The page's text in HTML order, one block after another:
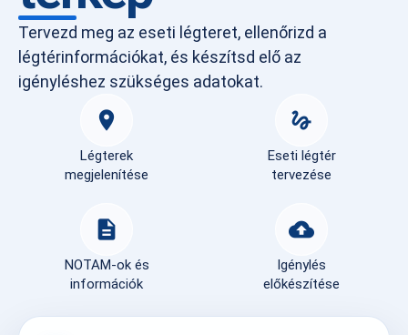
Tervezd meg az eseti légteret, ellenőrizd a
légtérinformációkat, és készítsd elő az
igényléshez szükséges adatokat.
place
Légterek
megjelenítése
gesture
Eseti légtér
tervezése
description
NOTAM-ok és
információk
cloud_upload
Igénylés
előkészítése